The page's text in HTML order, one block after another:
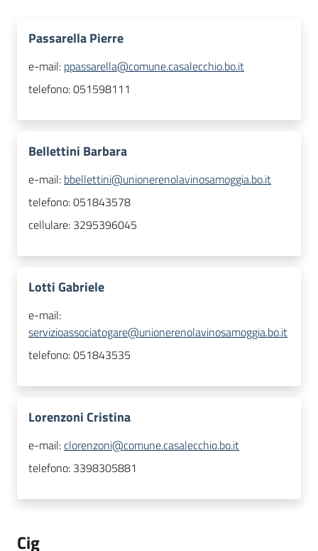
Passarella Pierre
e-mail: ppassarella@comune.casalecchio.bo.it
telefono:051598111
Bellettini Barbara
e-mail: bbellettini@unionerenolavinosamoggia.bo.it
telefono:051843578
cellulare: 3295396045
Lotti Gabriele
e-mail:
servizioassociatogare@unionerenolavinosamoggia.bo.it
telefono:051843535
Lorenzoni Cristina
e-mail:clorenzoni@comune.casalecchio.bo.it
telefono: 3398305881
Cig